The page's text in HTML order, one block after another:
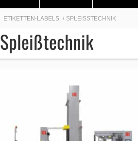
ETIKETTEN-LABELS SPLEISSTECHNIK
Spleißtechnik